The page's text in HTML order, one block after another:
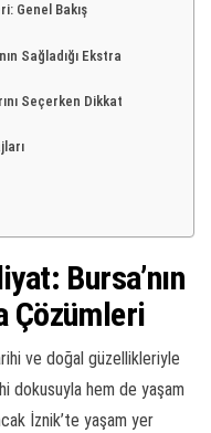
Genel Bakış
Sağladığı Ekstra
Seçerken Dikkat
Bursa’nın
Çözümleri
ve doğal güzellikleriyle
dokusuyla hem de yaşam
İznik’te yaşam yer